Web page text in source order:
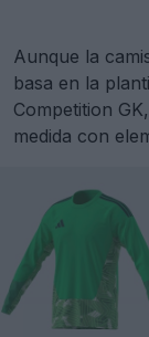
Aunque la
basa en la
Competition
medida con